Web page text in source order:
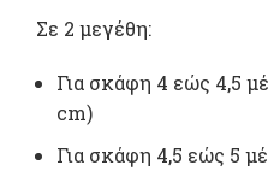
Σε 2 μεγέθη:
Για σκάφη 4 εώς 4,5
cm)
Για σκάφη 4,5 εώς 5